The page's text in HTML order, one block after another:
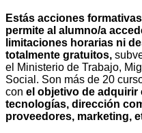
Estás acciones
permite al alumno/a
limitaciones horarias ni
totalmente gratuitos,
el Ministerio de Trabajo,
Social. Son más de 20
con el objetivo de adquirir
tecnologías, dirección
proveedores, marketing,